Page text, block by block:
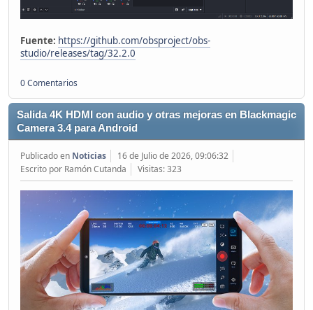
Fuente: https://github.com/obsproject/obs-
studio/releases/tag/32.2.0
0 Comentarios
Salida 4K HDMI con audio y otras mejoras en Blackmagic
Camera 3.4 para Android
Publicado en Noticias
16 de Julio de 2026, 09:06:32
Escrito por Ramón Cutanda
Visitas: 323